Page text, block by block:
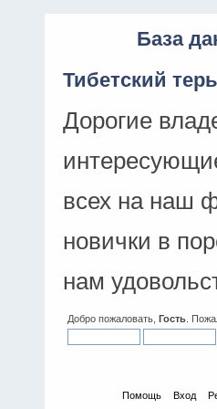
База
Тибетский
Дорогие
всех на наш
новички в
нам
Добро пожаловать, Гость .
Помощь Вход